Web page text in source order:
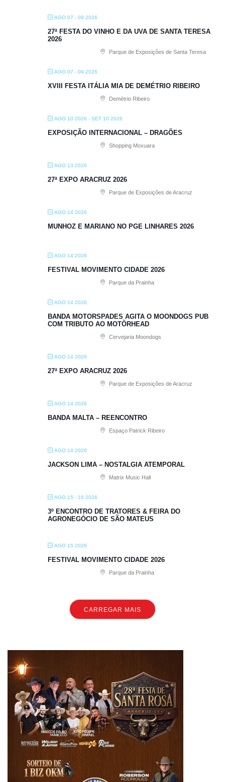
AGO 07 - 09 2026
27ª FESTA DO VINHO E DA UVA DE SANTA TERESA
2026
Parque de Exposições de Santa Teresa
AGO 07 - 09 2026
XVIII FESTA ITÁLIA MIA DE DEMÉTRIO RIBEIRO
Demétrio Ribeiro
AGO 10 2026 - SET 10 2026
EXPOSIÇÃO INTERNACIONAL – DRAGÕES
Shopping Moxuara
AGO 13 2026
27ª EXPO ARACRUZ 2026
Parque de Exposições de Aracruz
AGO 14 2026
MUNHOZ E MARIANO NO PGE LINHARES 2026
AGO 14 2026
FESTIVAL MOVIMENTO CIDADE 2026
Parque da Prainha
AGO 14 2026
BANDA MOTORSPADES AGITA O MOONDOGS PUB
COM TRIBUTO AO MOTÖRHEAD
Cervejaria Moondogs
AGO 14 2026
27ª EXPO ARACRUZ 2026
Parque de Exposições de Aracruz
AGO 14 2026
BANDA MALTA – REENCONTRO
Espaço Patrick Ribeiro
AGO 14 2026
JACKSON LIMA – NOSTALGIA ATEMPORAL
Matrix Music Hall
AGO 15 - 16 2026
3º ENCONTRO DE TRATORES & FEIRA DO
AGRONEGÓCIO DE SÃO MATEUS
AGO 15 2026
FESTIVAL MOVIMENTO CIDADE 2026
Parque da Prainha
CARREGAR MAIS